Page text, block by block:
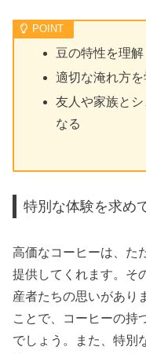
豆の特性を理
適切な淹れ方
友人や家族と
なる
特別な体験を求め
高価なコーヒーは、た
提供してくれます。そ
産者たちの思いがあり
ことで、コーヒーの持
でしょう。また、特別